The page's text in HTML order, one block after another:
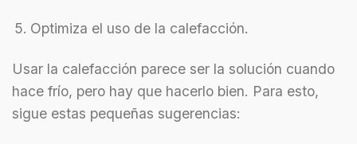
Optimiza el uso de la calefacción.
Usar la calefacción parece ser la solución cuando
hace frío, pero hay que hacerlo bien. Para esto,
sigue estas pequeñas sugerencias: